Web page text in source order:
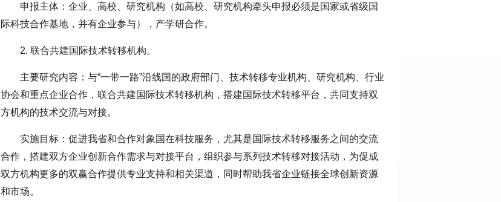
申报主体：企业、高校、研究机构（如高校、研究机构牵头申报必须是国家或省级国
际科技合作基地，并有企业参与），产学研合作。
2. 联合共建国际技术转移机构。
主要研究内容：与“一带一路”沿线国的政府部门、技术转移专业机构、研究机构、行业
协会和重点企业合作，联合共建国际技术转移机构，搭建国际技术转移平台，共同支持双
方机构的技术交流与对接。
实施目标：促进我省和合作对象国在科技服务，尤其是国际技术转移服务之间的交流
合作，搭建双方企业创新合作需求与对接平台，组织参与系列技术转移对接活动，为促成
双方机构更多的双赢合作提供专业支持和相关渠道，同时帮助我省企业链接全球创新资源
和市场。